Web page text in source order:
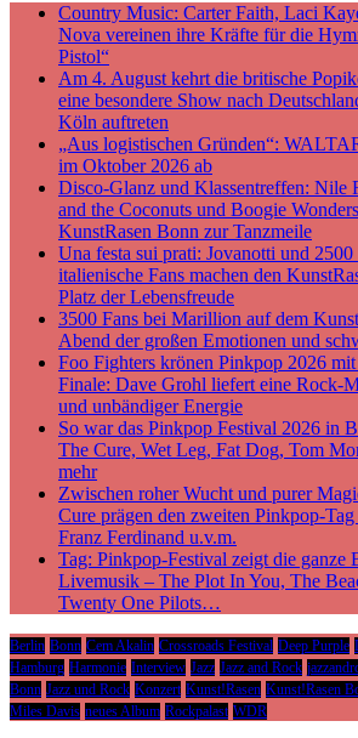
Country Music: Carter Faith, Laci
Nova vereinen ihre Kräfte für die
Pistol“
Am 4. August kehrt die britische
eine besondere Show nach
Köln auftreten
„Aus logistischen Gründen“:
im Oktober 2026 ab
Disco-Glanz und Klassentreffen: Nile
and the Coconuts und Boogie
KunstRasen Bonn zur Tanzmeile
Una festa sui prati: Jovanotti und
italienische Fans machen den
Platz der Lebensfreude
3500 Fans bei Marillion auf dem
Abend der großen Emotionen und
Foo Fighters krönen Pinkpop 2026 mit
Finale: Dave Grohl liefert eine Rock-
und unbändiger Energie
So war das Pinkpop Festival 2026 in
The Cure, Wet Leg, Fat Dog, Tom
mehr
Zwischen roher Wucht und purer
Cure prägen den zweiten Pinkpop-
Franz Ferdinand u.v.m.
Tag: Pinkpop-Festival zeigt die ganze
Livemusik – The Plot In You, The
Twenty One Pilots…
Berlin Bonn Cem Akalin Crossroads Festival Deep Purple
Hamburg Harmonie Interview Jazz Jazz and Rock
Bonn Jazz und Rock Konzert Kunst!Rasen Kunst!Rasen
Miles Davis neues Album Rockpalast WDR